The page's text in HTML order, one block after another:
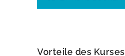
Vorteile des Kurses